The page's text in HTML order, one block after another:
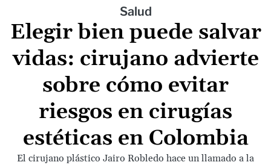
Salud
Elegir bien puede salvar
vidas: cirujano advierte
sobre cómo evitar
riesgos en cirugías
estéticas en Colombia
El cirujano plástico Jairo Robledo hace un llamado a la